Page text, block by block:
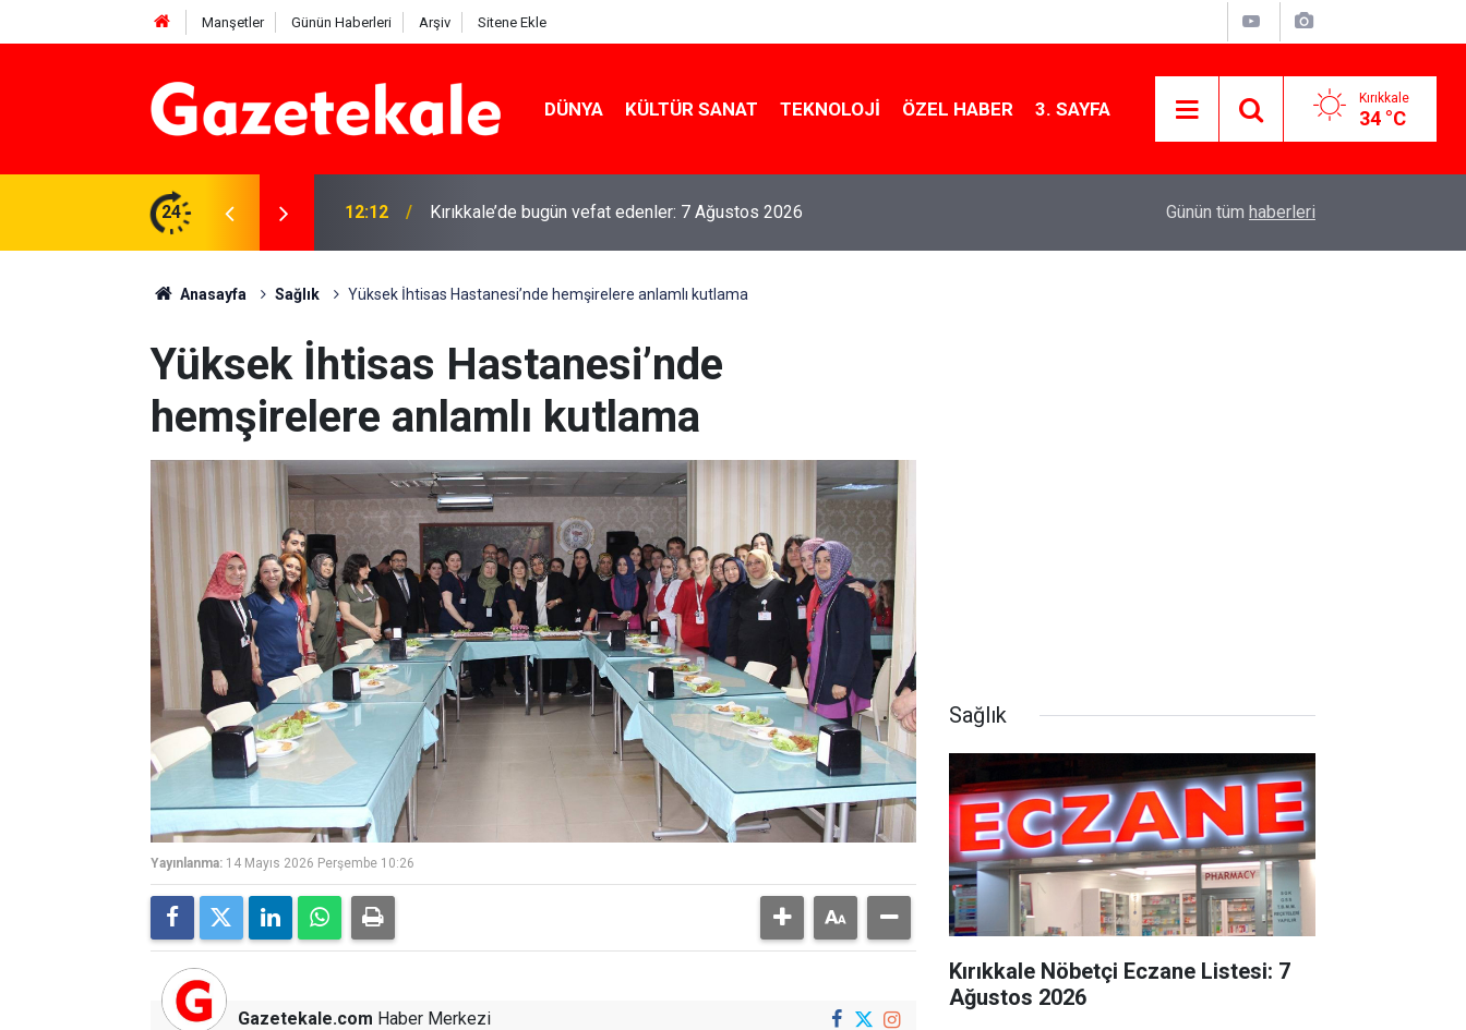
Manşetler Günün Haberleri Arşiv Sitene Ekle
DÜNYA KÜLTÜR SANAT TEKNOLOJI ÖZEL HABER 3. SAYFA Kırıkkale
34 °C
24
karşı denetimler artırıldı 12:12 Kırıkkale’de bugün vefat edenler: 7 Ağustos 2026 MKE’nin Yerli Savunma Teknolojileri Dünya
Günün tüm haberleri
Anasayfa Sağlık Yüksek İhtisas Hastanesi’nde hemşirelere anlamlı kutlama
Yüksek İhtisas Hastanesi’nde
hemşirelere anlamlı kutlama
Yayınlanma: 14 Mayıs 2026 Perşembe 10:26
Gazetekale.com Haber Merkezi
Sağlık
Kırıkkale Nöbetçi Eczane Listesi: 7
Ağustos 2026